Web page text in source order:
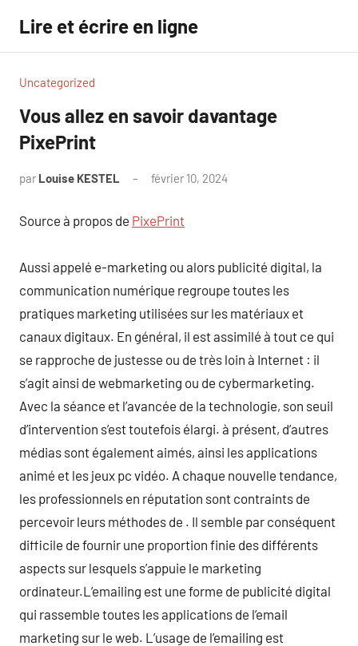
contenu
Lire et écrire en ligne
Uncategorized
Vous allez en savoir davantage
PixePrint
par Louise KESTEL février 10, 2024
Source à propos de PixePrint
Aussi appelé e-marketing ou alors publicité digital, la
communication numérique regroupe toutes les
pratiques marketing utilisées sur les matériaux et
canaux digitaux. En général, il est assimilé à tout ce qui
se rapproche de justesse ou de très loin à Internet : il
s’agit ainsi de webmarketing ou de cybermarketing.
Avec la séance et l’avancée de la technologie, son seuil
d’intervention s’est toutefois élargi. à présent, d’autres
médias sont également aimés, ainsi les applications
animé et les jeux pc vidéo. A chaque nouvelle tendance,
les professionnels en réputation sont contraints de
percevoir leurs méthodes de . Il semble par conséquent
difficile de fournir une proportion finie des différents
aspects sur lesquels s’appuie le marketing
ordinateur.L’emailing est une forme de publicité digital
qui rassemble toutes les applications de l’email
marketing sur le web. L’usage de l’emailing est